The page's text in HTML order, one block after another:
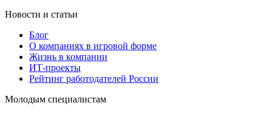
Новости и статьи
Блог
О компаниях в игровой форме
Жизнь в компании
ИТ-проекты
Рейтинг работодателей России
Молодым специалистам